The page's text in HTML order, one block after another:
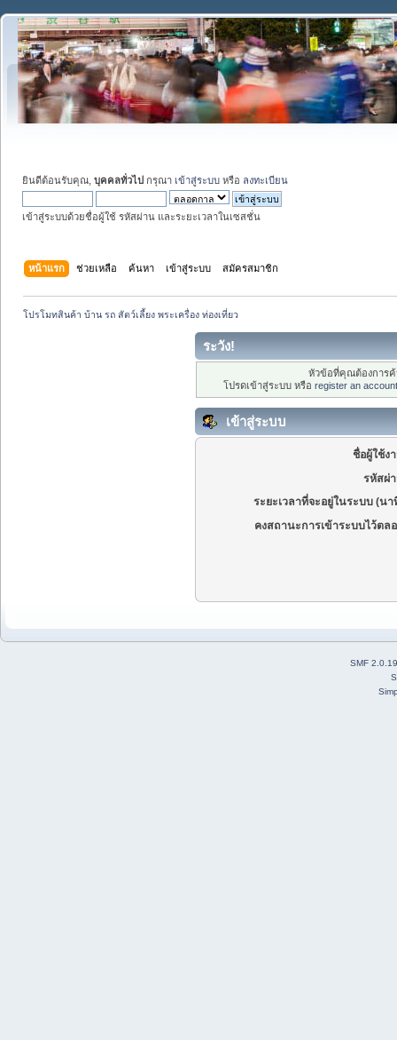
ยินดีต้อนรับคุณ, บุคคลทั่วไป กรุณา เข้าสู่ระบบ หรือ ลงทะเบียน
เข้าสู่ระบบด้วยชื่อผู้ใช้ รหัสผ่าน และระยะเวลาในเซสชั่น
หน้าแรก ช่วยเหลือ ค้นหา เข้าสู่ระบบ สมัครสมาชิก
โปรโมทสินค้า บ้าน รถ สัตว์เลี้ยง พระเครื่อง ท่องเที่ยว
ระวัง!
หัวข้อที่คุณต้องการ
โปรดเข้าสู่ระบบ หรือ register an account
เข้าสู่ระบบ
ชื่อผู้ใช้ง
รหัสผ่
ระยะเวลาที่จะอยู่ในระบบ (นา
คงสถานะการเข้าระบบไว้ตล
SMF 2.0.19